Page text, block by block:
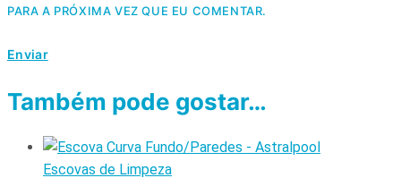
PARA A PRÓXIMA VEZ QUE EU COMENTAR.
Também pode gostar…
Escovas de Limpeza